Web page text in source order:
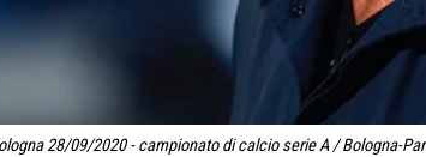
28/09/2020 - campionato di calcio serie A / Bologna-